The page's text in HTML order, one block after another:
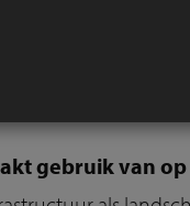
een bredere ambitie:
en te verblijven?
gebruik van